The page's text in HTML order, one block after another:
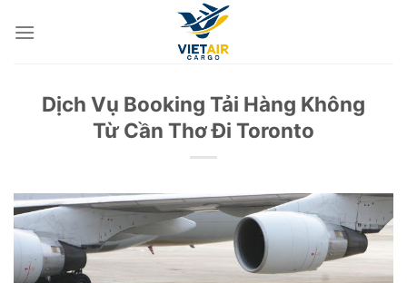
Dịch Vụ Booking Tải Hàng Không
Từ Cần Thơ Đi Toronto